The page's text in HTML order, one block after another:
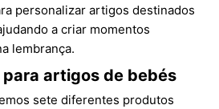
personalizar artigos destinados
a criar momentos
lembrança.
artigos de bebés
sete diferentes produtos